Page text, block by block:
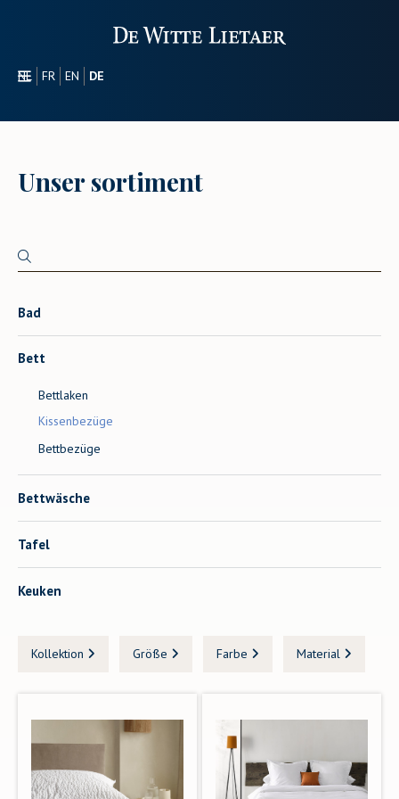
NL FR EN
DE
UNSER SORTIMENT
Unser sortiment
Bad
Bett
Bettlaken
Kissenbezüge
Bettbezüge
Bettwäsche
Tafel
Keuken
Kollektion Größe Farbe Material